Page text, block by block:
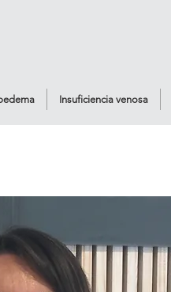
Insuficiencia venosa